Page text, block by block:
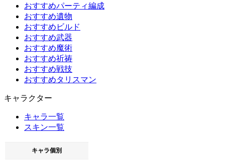
おすすめパーティ編成
おすすめ遺物
おすすめビルド
おすすめ武器
おすすめ魔術
おすすめ祈祷
おすすめ戦技
おすすめタリスマン
キャラクター
キャラ一覧
スキン一覧
キャラ個別